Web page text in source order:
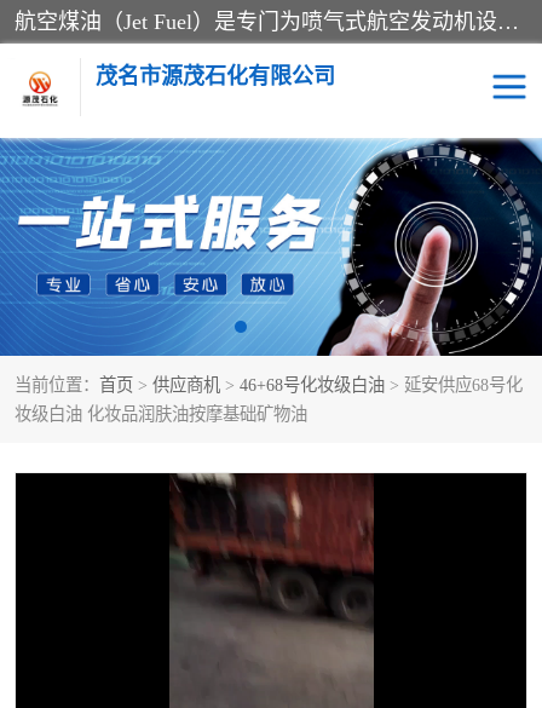
航空煤油（Jet Fuel）是专门为喷气式航空发动机设计的高纯度燃料，主要分为Jet A、Jet A-1和Jet B等类型。其特点是闪点高、低温流动性好，并添加了抗静电剂和抗氧化剂以确保飞行安全。航空煤油需
茂名市源茂石化有限公司
当前位置： 首页 > 供应商机 > 46+68号化妆级白油 > 延安供应68号化
妆级白油 化妆品润肤油按摩基础矿物油
RP3航空煤油 D20+D30溶剂油
D40+D60溶剂油 D80+D100溶剂油
6号+120号溶剂油 260号溶剂油
异构烷烃 天然乳胶
26+32号化妆级白油 46+68号化妆级白油